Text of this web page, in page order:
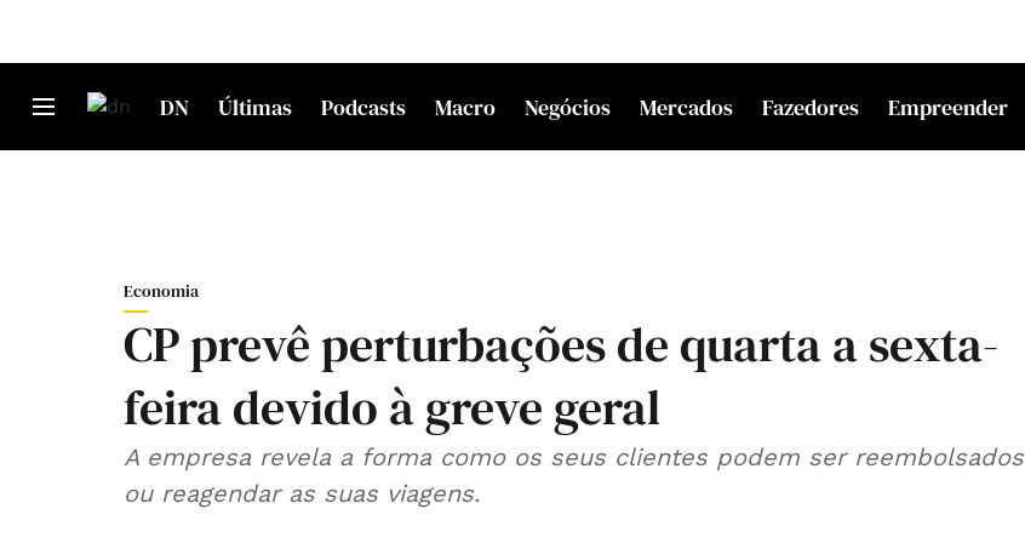
DN Últimas Podcasts Macro Negócios Mercados Fazedores Empreender
Economia
CP prevê perturbações de quarta a sexta-
feira devido à greve geral
A empresa revela a forma como os seus clientes podem ser reembolsados
ou reagendar as suas viagens.